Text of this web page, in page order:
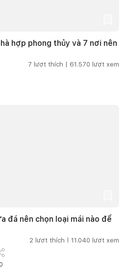
hợp phong thủy và 7 nơi nên
7 lượt thích | 61.570 lượt xem
đá nên chọn loại mái nào để
2 lượt thích | 11.040 lượt xem
0